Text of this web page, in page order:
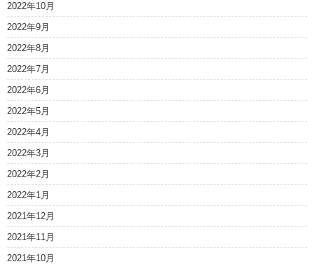
2022年10月
2022年9月
2022年8月
2022年7月
2022年6月
2022年5月
2022年4月
2022年3月
2022年2月
2022年1月
2021年12月
2021年11月
2021年10月